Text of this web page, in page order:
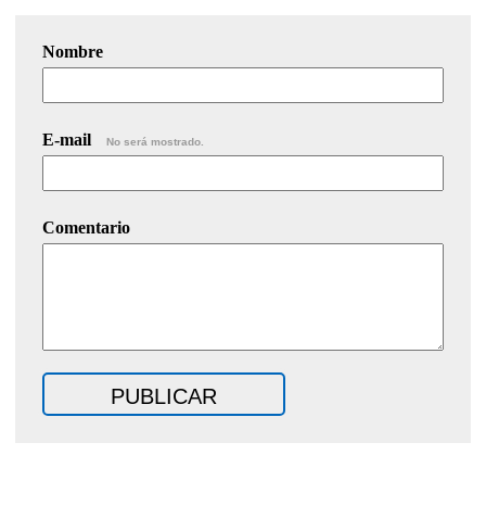
Nombre
E-mail No será mostrado.
Comentario